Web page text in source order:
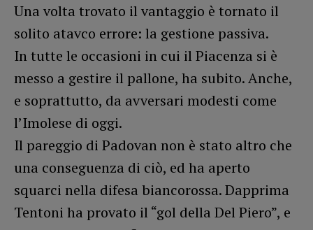
Una volta trovato il vantaggio è tornato il
solito atavco errore: la gestione passiva.
In tutte le occasioni in cui il Piacenza si è
messo a gestire il pallone, ha subito. Anche,
e soprattutto, da avversari modesti come
l’Imolese di oggi.
Il pareggio di Padovan non è stato altro che
una conseguenza di ciò, ed ha aperto
squarci nella difesa biancorossa. Dapprima
Tentoni ha provato il “gol della Del Piero”, e